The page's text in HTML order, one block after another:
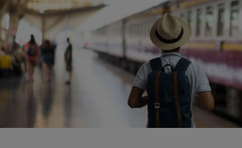
precisa. Analizar activamente las
características del dispositivo
identificación. Almacenar la
dispositivo y/o acceder a ella.
contenido personalizados,
publicidad y contenido,
audiencia y desarrollo de